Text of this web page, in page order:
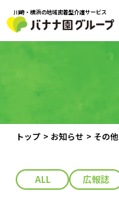
川崎・横浜の地域密着型介護サービス
トップ > お知らせ > その他
ALL 広報誌